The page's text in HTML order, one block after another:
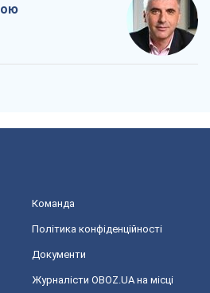
Команда
Політика конфіденційності
Документи
Журналісти OBOZ.UA на місці